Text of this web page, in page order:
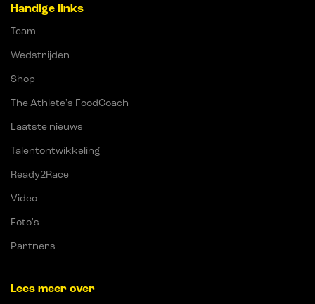
Handige links
Team
Wedstrijden
Shop
The Athlete's FoodCoach
Laatste nieuws
Talentontwikkeling
Ready2Race
Video
Foto's
Partners
Lees meer over